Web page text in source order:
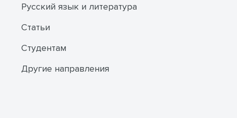
Русский язык и литература
Статьи
Студентам
Другие направления